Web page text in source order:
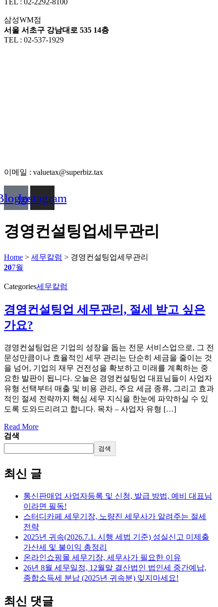
TEL : 02-2292-8100
삼성WM점
서울 서초구 강남대로 535 14층
TEL : 02-537-1929
이메일 : valuetax@superbiz.tax
Instagram
경영컨설팅업세무관리
Home > 세무칼럼 > 경영컨설팅업세무관리
207월
Categories세무칼럼
경영컨설팅업 세무관리, 절세 받고 싶은
가요?
경영컨설팅업은 기업의 성장을 돕는 전문 서비스업으로, 그 전
문성만큼이나 효율적인 세무 관리는 단순히 세금을 줄이는 것
을 넘어, 기업의 재무 건전성을 확보하고 미래를 계획하는 중
요한 발판이 됩니다. 오늘은 경영컨설팅업 대표님들이 사업자
유형 선택부터 매출 및 비용 관리, 주요 세금 종류, 그리고 효과
적인 절세 전략까지 핵심 세무 지식을 한눈에 파악하실 수 있
도록 도와드리려고 합니다. 목차 – 사업자 유형 […]
Read More
검색
검색
최신 글
통신판매업 사업자등록 및 신청, 발급 방법, 예비 대표님
이라면 필독!
스터디카페 세무기장, 노량진 세무사가 알려주는 절세
전략
2025년 귀속(2026.7.1. 시행 세법 기준) 성실신고 미제출
가산세 및 불이익 총정리
온라인쇼핑몰 세무기장, 세무사가 필요한 이유
26년 8월 세무일정, 12월말 결산법인 법인세 중간예납,
종합소득세 분납 (2025년 귀속분) 잊지마세요!
최신 댓글